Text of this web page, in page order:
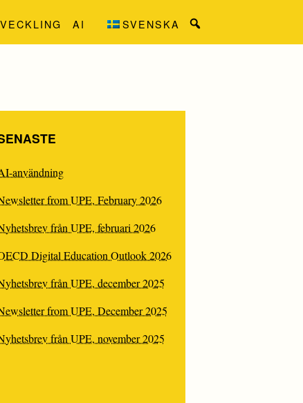
AI SVENSKA
Search
användning
from UPE, February 2026
från UPE, februari 2026
Digital Education Outlook 2026
från UPE, december 2025
from UPE, December 2025
från UPE, november 2025